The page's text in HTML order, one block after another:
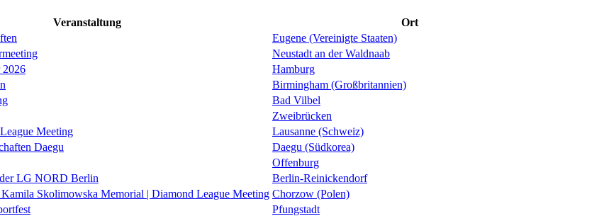
Veranstaltung
Ort
Eugene (Vereinigte Staaten)
Neustadt an der Waldnaab
2026
Hamburg
Birmingham (Großbritannien)
Bad Vilbel
Zweibrücken
Meeting
Lausanne (Schweiz)
Daegu
Daegu (Südkorea)
Offenburg
LG NORD Berlin
Berlin-Reinickendorf
Skolimowska Memorial | Diamond League Meeting Chorzow (Polen)
Pfungstadt